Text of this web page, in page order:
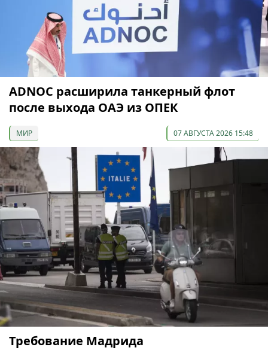
ADNOC расширила танкерный флот
после выхода ОАЭ из ОПЕК
МИР 07 АВГУСТА 2026 15:48
Требование Мадрида